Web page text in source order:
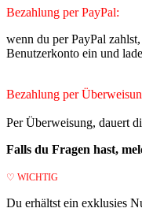
Bezahlung per PayPal:
wenn du per PayPal
Benutzerkonto ein und
Bezahlung per
Per Überweisung, dauert
Falls du Fragen hast,
♡ WICHTIG
Du erhältst ein exklusies